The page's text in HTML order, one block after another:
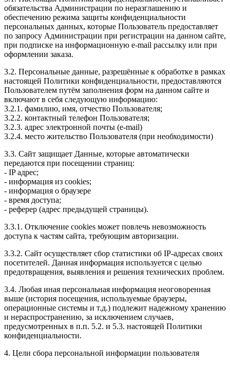
обязательства Администрации по неразглашению и
обеспечению режима защиты конфиденциальности
персональных данных, которые Пользователь предоставляет
по запросу Администрации при регистрации на данном сайте,
при подписке на информационную e-mail рассылку или при
оформлении заказа.
3.2. Персональные данные, разрешённые к обработке в рамках
настоящей Политики конфиденциальности, предоставляются
Пользователем путём заполнения форм на данном сайте и
включают в себя следующую информацию:
3.2.1. фамилию, имя, отчество Пользователя;
3.2.2. контактный телефон Пользователя;
3.2.3. адрес электронной почты (e-mail)
3.2.4. место жительство Пользователя (при необходимости)
3.3. Сайт защищает Данные, которые автоматически
передаются при посещении страниц:
- IP адрес;
- информация из cookies;
- информация о браузере
- время доступа;
- реферер (адрес предыдущей страницы).
3.3.1. Отключение cookies может повлечь невозможность
доступа к частям сайта, требующим авторизации.
3.3.2. Сайт осуществляет сбор статистики об IP-адресах своих
посетителей. Данная информация используется с целью
предотвращения, выявления и решения технических проблем.
3.4. Любая иная персональная информация неоговоренная
выше (история посещения, используемые браузеры,
операционные системы и т.д.) подлежит надежному хранению
и нераспространению, за исключением случаев,
предусмотренных в п.п. 5.2. и 5.3. настоящей Политики
конфиденциальности.
4. Цели сбора персональной информации пользователя